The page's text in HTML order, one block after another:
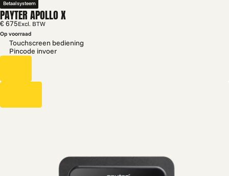
Betaalsysteem
PAYTER APOLLO X
€ 675Excl. BTW
Op voorraad
Touchscreen bediening
Pincode invoer